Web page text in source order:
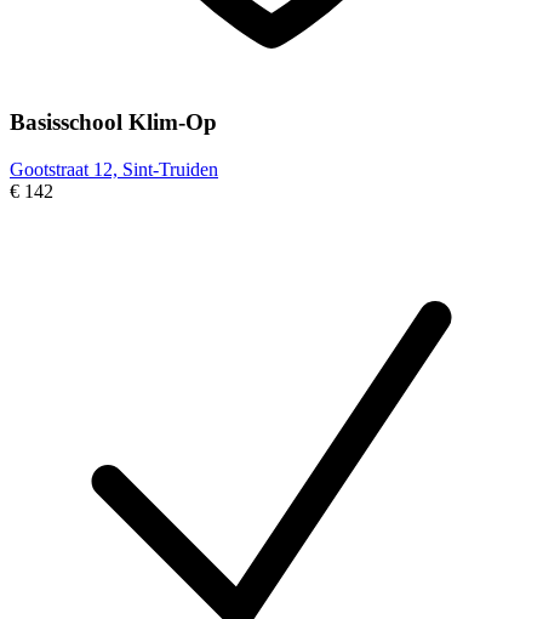
Basisschool Klim-Op
Gootstraat 12, Sint-Truiden
€ 142